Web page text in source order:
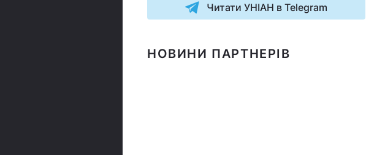
Читати УНІАН в Telegram
НОВИНИ ПАРТНЕРІВ